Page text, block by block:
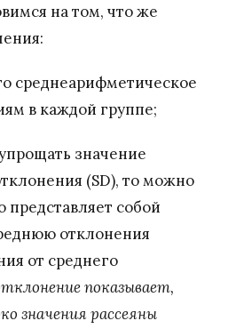
на том, что же
среднеарифметическое
в каждой группе;
значение
(SD), то можно
представляет собой
отклонения
от среднего
показывает,
значения рассеяны